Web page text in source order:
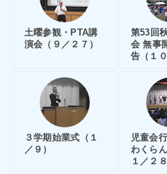
土曜参観・PTA講
演会（９／２７）
第53回
会 無事
告（１
３学期始業式（１
／９）
児童会
わくら
１／２８